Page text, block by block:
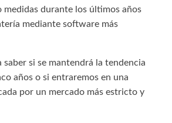
medidas durante los últimos años
mediante software más
saber si se mantendrá la tendencia
años o si entraremos en una
por un mercado más estricto y